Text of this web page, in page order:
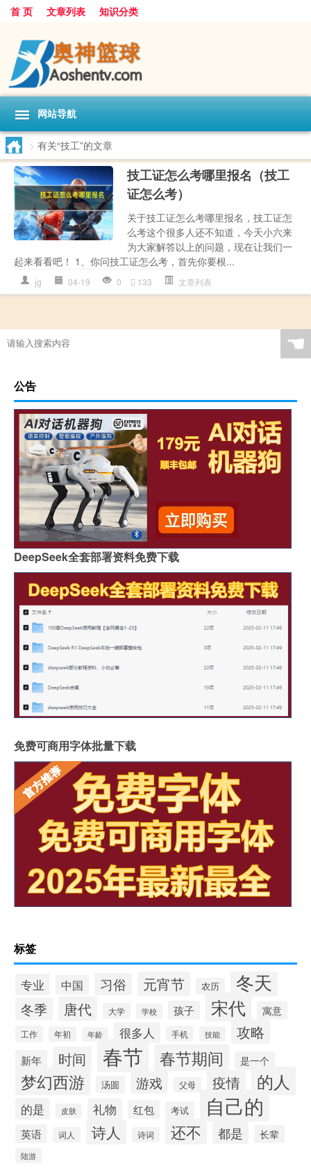
首 页 文章列表 知识分类
网站导航
> 有关“技工”的文章
技工证怎么考哪里报名（技工
证怎么考）
关于技工证怎么考哪里报名，技工证怎
么考这个很多人还不知道，今天小六来
为大家解答以上的问题，现在让我们一
起来看看吧！ 1、你问技工证怎么考，首先你要根...
jg 04-19 0 133 文章列表
☚
公告
DeepSeek全套部署资料免费下载
免费可商用字体批量下载
标签
专业 中国 习俗 元宵节 农历 冬天
冬季 唐代 大学 学校 孩子 宋代 寓意
工作 年初 年龄 很多人 手机 技能 攻略
新年 时间 春节 春节期间 是一个
梦幻西游 汤圆 游戏 父母 疫情 的人
的是 皮肤 礼物 红包 考试 自己的
英语 词人 诗人 诗词 还不 都是 长辈
陆游